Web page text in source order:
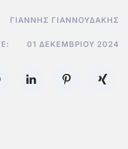
ΓΙΆΝΝΗΣ ΓΙΑΝΝΟΥΔΆΚΗΣ
01 ΔΕΚΕΜΒΡΊΟΥ 2024